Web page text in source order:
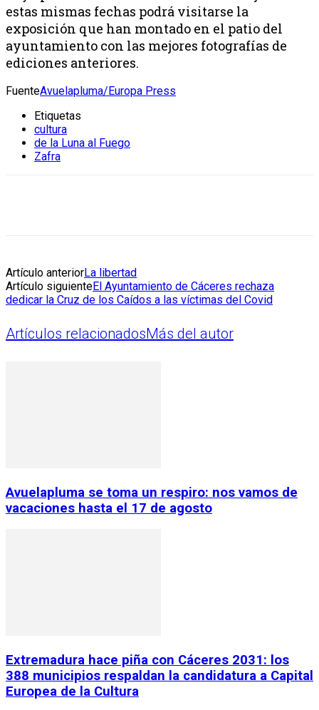
estas mismas fechas podrá visitarse la
exposición que han montado en el patio del
ayuntamiento con las mejores fotografías de
ediciones anteriores.
FuenteAvuelapluma/Europa Press
Etiquetas
cultura
de la Luna al Fuego
Zafra
Artículo anteriorLa libertad
Artículo siguienteEl Ayuntamiento de Cáceres rechaza
dedicar la Cruz de los Caídos a las víctimas del Covid
Artículos relacionadosMás del autor
Avuelapluma se toma un respiro: nos vamos de
vacaciones hasta el 17 de agosto
Extremadura hace piña con Cáceres 2031: los
388 municipios respaldan la candidatura a Capital
Europea de la Cultura